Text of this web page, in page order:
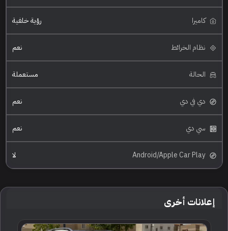
كاميرا رؤية خلفية
نظام الخرائط نعم
الحالة مستعملة
دي في دي نعم
سي دي نعم
Android/Apple Car Play لا
إعلانات أخرى